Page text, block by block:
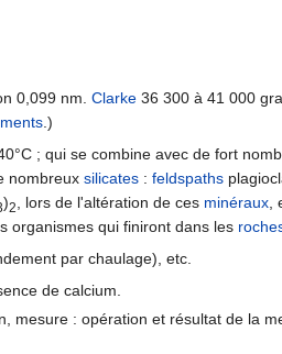
0,099 nm. Clarke 36 300 à 41 000
.)
; qui se combine avec de fort
nombreux silicates : feldspaths
)2 , lors de l'altération de ces minéraux
organismes qui finiront dans les
par chaulage), etc.
de calcium.
mesure : opération et résultat de la